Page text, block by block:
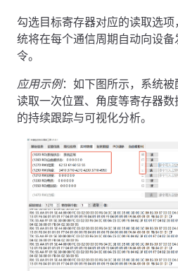
勾选目标寄存器对应的读取选
统将在每个通信周期自动向设
令。
应用示例：如下图所示，系统
读取一次位置、角度等寄存器
的持续跟踪与可视化分析。